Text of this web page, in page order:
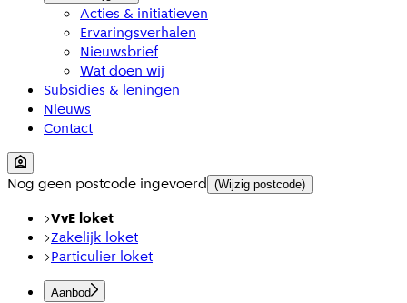
Acties & initiatieven
Ervaringsverhalen
Nieuwsbrief
Wat doen wij
Subsidies & leningen
Nieuws
Contact
Nog geen postcode ingevoerd (Wijzig postcode)
VvE loket
Zakelijk loket
Particulier loket
Aanbod